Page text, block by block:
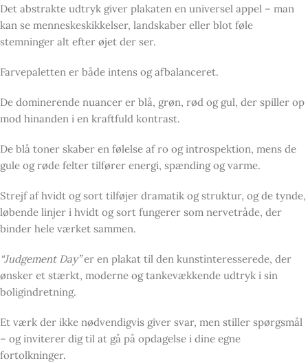
Det abstrakte udtryk giver plakaten en universel appel – man
kan se menneskeskikkelser, landskaber eller blot føle
stemninger alt efter øjet der ser.
Farvepaletten er både intens og afbalanceret.
De dominerende nuancer er blå, grøn, rød og gul, der spiller op
mod hinanden i en kraftfuld kontrast.
De blå toner skaber en følelse af ro og introspektion, mens de
gule og røde felter tilfører energi, spænding og varme.
Strejf af hvidt og sort tilføjer dramatik og struktur, og de tynde,
løbende linjer i hvidt og sort fungerer som nervetråde, der
binder hele værket sammen.
“Judgement Day”er en plakat til den kunstinteresserede, der
ønsker et stærkt, moderne og tankevækkende udtryk i sin
boligindretning.
Et værk der ikke nødvendigvis giver svar, men stiller spørgsmål
– og inviterer dig til at gå på opdagelse i dine egne
fortolkninger.